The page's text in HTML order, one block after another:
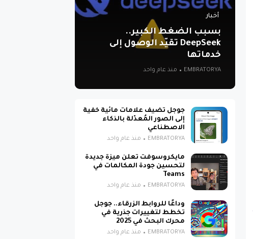
أخبار
بسبب الضغط الكبير..
DeepSeek تقيّد الوصول إلى
خدماتها
EMBRATORYA منذ عام واحد
جوجل تضيف علامات مائية خفية
إلى الصور المُعدّلة بالذكاء
الاصطناعي
EMBRATORYA منذ عام واحد
مايكروسوفت تعلن ميزة جديدة
لتحسين جودة المكالمات في
Teams
EMBRATORYA منذ عام واحد
وداعًا للروابط الزرقاء.. جوجل
تخطط لتغييرات جذرية في
محرك البحث في 2025
EMBRATORYA منذ عام واحد